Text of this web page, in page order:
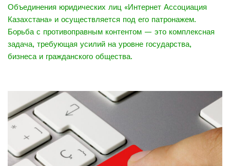
Объединения юридических лиц «Интернет Ассоциация
Казахстана» и осуществляется под его патронажем.
Борьба с противоправным контентом — это комплексная
задача, требующая усилий на уровне государства,
бизнеса и гражданского общества.